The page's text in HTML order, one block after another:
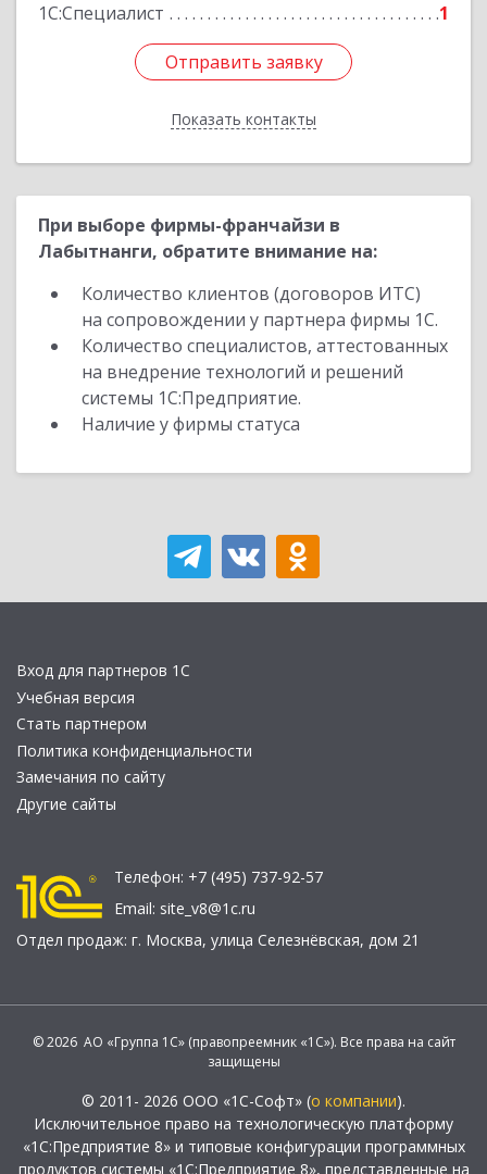
1С:Специалист
1
Отправить заявку
Показать контакты
Отправить заявку
Назад
При выборе фирмы-франчайзи в
Лабытнанги, обратите внимание на:
Количество клиентов (договоров ИТС)
на сопровождении у партнера фирмы 1С.
Количество специалистов, аттестованных
на внедрение технологий и решений
системы 1С:Предприятие.
Наличие у фирмы статуса
Вход для партнеров 1С
Учебная версия
Стать партнером
Политика конфиденциальности
Замечания по сайту
Другие сайты
Телефон: +7 (495) 737-92-57
Email: site_v8@1c.ru
Отдел продаж: г. Москва, улица Селезнёвская, дом 21
© 2026 АО «Группа 1С» (правопреемник «1С»). Все права на сайт
защищены
© 2011- 2026 ООО «1С-Софт» (о компании).
Исключительное право на технологическую платформу
«1С:Предприятие 8» и типовые конфигурации программных
продуктов системы «1С:Предприятие 8», представленные на